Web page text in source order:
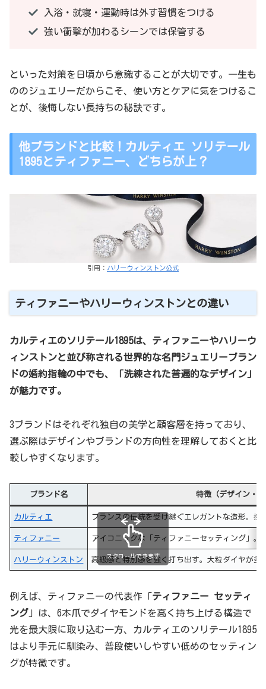
入浴・就寝・運動時は外す習慣をつける
強い衝撃が加わるシーンでは保管する
といった対策を日頃から意識することが大切です。一生も
ののジュエリーだからこそ、使い方とケアに気をつけるこ
とが、後悔しない長持ちの秘訣です。
他ブランドと比較！カルティエ ソリテール
1895とティファニー、どちらが上？
引用： ハリーウィンストン公式
ティファニーやハリーウィンストンとの違い
カルティエのソリテール1895は、ティファニーやハリーウ
ィンストンと並び称される世界的な名門ジュエリーブラン
ドの婚約指輪の中でも、「洗練された普遍的なデザイン」
が魅力です。
3ブランドはそれぞれ独自の美学と顧客層を持っており、
選ぶ際はデザインやブランドの方向性を理解しておくと比
較しやすくなります。
ブランド名 特徴（デザイン・
カルティエ フランスの伝統を受け継ぐエレガントな造形。控
ティファニー アイコニックな「ティファニーセッティング」。
ハリーウィンストン 高級感と特別感を強く打ち出す。大粒ダイヤが多
スクロールできます
例えば、ティファニーの代表作「ティファニー セッティ
ング 」は、6本爪でダイヤモンドを高く持ち上げる構造で
光を最大限に取り込む一方、カルティエのソリテール1895
はより手元に馴染み、普段使いしやすい低めのセッティン
グが特徴です。